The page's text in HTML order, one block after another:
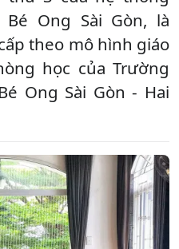
Ong Sài Gòn, là
theo mô hình giáo
học của Trường
Ong Sài Gòn - Hai